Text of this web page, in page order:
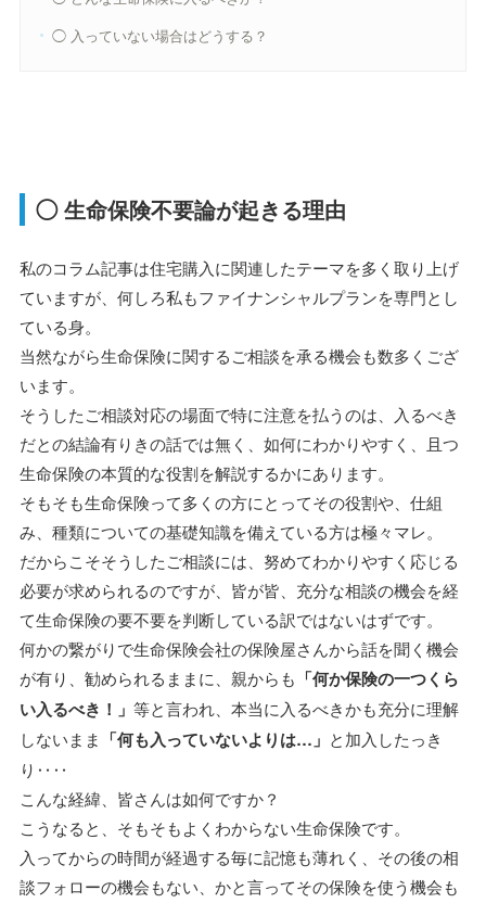
◯ 入っていない場合はどうする？
◯ 生命保険不要論が起きる理由
私のコラム記事は住宅購入に関連したテーマを多く取り上げ
ていますが、何しろ私もファイナンシャルプランを専門とし
ている身。
当然ながら生命保険に関するご相談を承る機会も数多くござ
います。
そうしたご相談対応の場面で特に注意を払うのは、入るべき
だとの結論有りきの話では無く、如何にわかりやすく、且つ
生命保険の本質的な役割を解説するかにあります。
そもそも生命保険って多くの方にとってその役割や、仕組
み、種類についての基礎知識を備えている方は極々マレ。
だからこそそうしたご相談には、努めてわかりやすく応じる
必要が求められるのですが、皆が皆、充分な相談の機会を経
て生命保険の要不要を判断している訳ではないはずです。
何かの繋がりで生命保険会社の保険屋さんから話を聞く機会
が有り、勧められるままに、親からも 「何か保険の一つくら
い入るべき！」 等と言われ、本当に入るべきかも充分に理解
しないまま 「何も入っていないよりは…」 と加入したっき
り‥‥
こんな経緯、皆さんは如何ですか？
こうなると、そもそもよくわからない生命保険です。
入ってからの時間が経過する毎に記憶も薄れく、その後の相
談フォローの機会もない、かと言ってその保険を使う機会も